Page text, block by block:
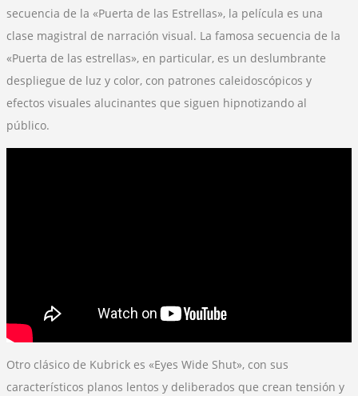
secuencia de la «Puerta de las Estrellas», la película es una
clase magistral de narración visual. La famosa secuencia de la
«Puerta de las estrellas», en particular, es un deslumbrante
despliegue de luz y color, con patrones caleidoscópicos y
efectos visuales alucinantes que siguen hipnotizando al
público.
Otro clásico de Kubrick es «Eyes Wide Shut», con sus
característicos planos lentos y deliberados que crean tensión y